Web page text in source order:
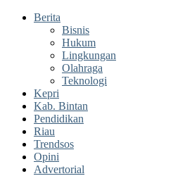
Berita
Bisnis
Hukum
Lingkungan
Olahraga
Teknologi
Kepri
Kab. Bintan
Pendidikan
Riau
Trendsos
Opini
Advertorial